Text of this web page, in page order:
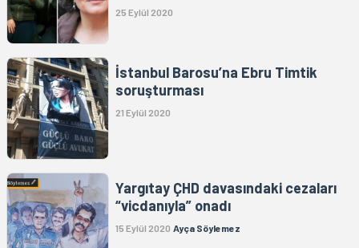
25 Eylül 2020
İstanbul Barosu’na Ebru Timtik
soruşturması
21 Eylül 2020
Yargıtay ÇHD davasındaki cezaları
“vicdanıyla” onadı
15 Eylül 2020 Ayça Söylemez